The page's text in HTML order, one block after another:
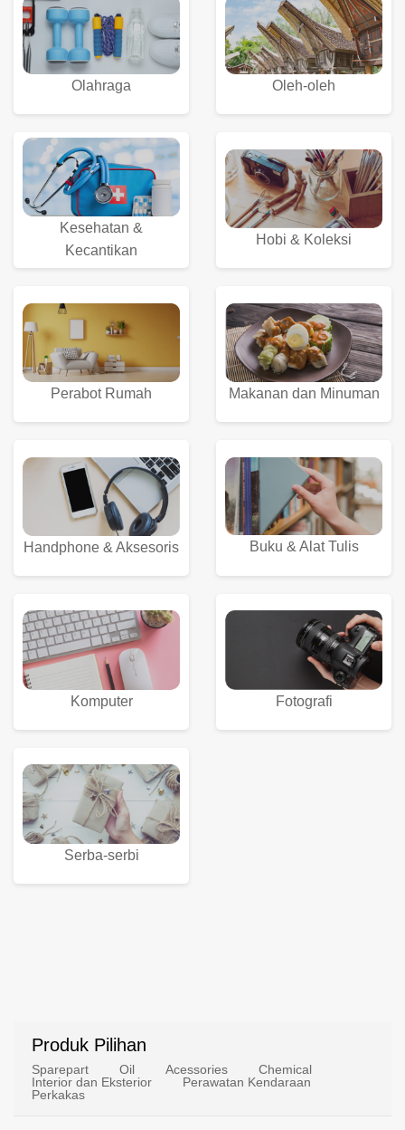
Olahraga Oleh-oleh
Kesehatan &
Kecantikan
Hobi & Koleksi
Perabot Rumah Makanan dan Minuman
Handphone & Aksesoris Buku & Alat Tulis
Komputer Fotografi
Serba-serbi
Produk Pilihan
Sparepart Oil Acessories
Chemical
Interior dan Eksterior
Perawatan Kendaraan
Perkakas